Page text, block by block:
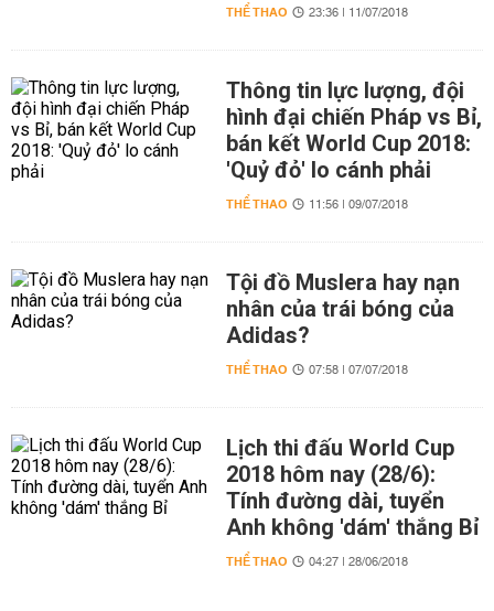
THỂ THAO 23:36 | 11/07/2018
Thông tin lực lượng, đội
hình đại chiến Pháp vs Bỉ,
bán kết World Cup 2018:
'Quỷ đỏ' lo cánh phải
THỂ THAO 11:56 | 09/07/2018
Tội đồ Muslera hay nạn
nhân của trái bóng của
Adidas?
THỂ THAO 07:58 | 07/07/2018
Lịch thi đấu World Cup
2018 hôm nay (28/6):
Tính đường dài, tuyển
Anh không 'dám' thắng Bỉ
THỂ THAO 04:27 | 28/06/2018